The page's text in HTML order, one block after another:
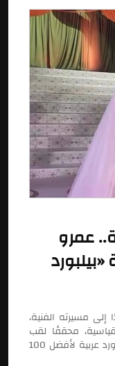
عمرو
إلى مسيرته الفنية،
محققًا لقب
صاحب أطول فترة في صدارة قائمة «بيلبورد عربية لأفضل 100